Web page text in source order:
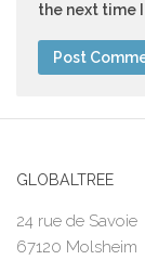
the next time
GLOBALTREE
24 rue de Savoie
67120 Molsheim